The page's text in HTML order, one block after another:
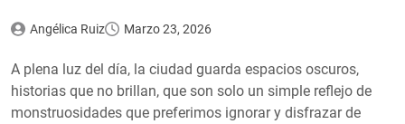
Angélica Ruiz Marzo 23, 2026
A plena luz del día, la ciudad guarda espacios oscuros,
historias que no brillan, que son solo un simple reflejo de
monstruosidades que preferimos ignorar y disfrazar de